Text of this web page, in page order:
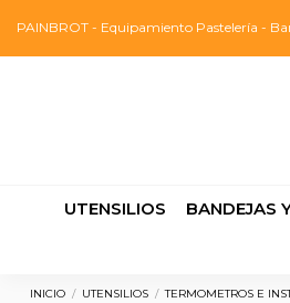
PAINBROT - Equipamiento Pastelería -
UTENSILIOS BANDEJAS
INICIO UTENSILIOS TERMOMETROS E